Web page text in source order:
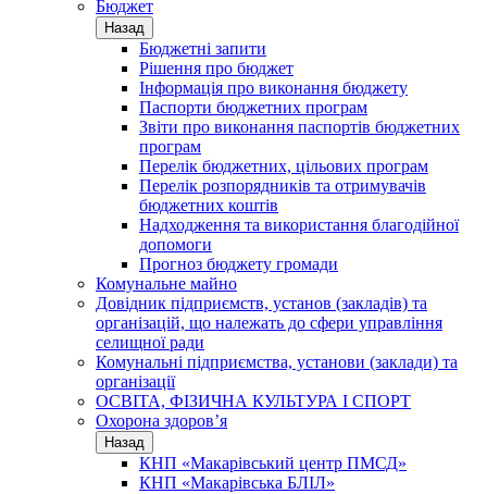
Бюджет
Назад
Бюджетні запити
Рішення про бюджет
Інформація про виконання бюджету
Паспорти бюджетних програм
Звіти про виконання паспортів бюджетних
програм
Перелік бюджетних, цільових програм
Перелік розпорядників та отримувачів
бюджетних коштів
Надходження та використання благодійної
допомоги
Прогноз бюджету громади
Комунальне майно
Довідник підприємств, установ (закладів) та
організацій, що належать до сфери управління
селищної ради
Комунальні підприємства, установи (заклади) та
організації
ОСВІТА, ФІЗИЧНА КУЛЬТУРА І СПОРТ
Охорона здоров’я
Назад
КНП «Макарівський центр ПМСД»
КНП «Макарівська БЛІЛ»